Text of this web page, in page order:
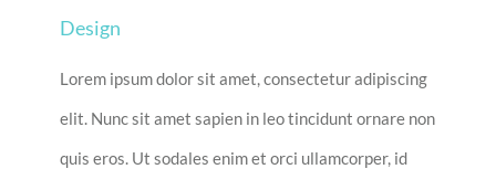
Design
Lorem ipsum dolor sit amet, consectetur adipiscing
elit. Nunc sit amet sapien in leo tincidunt ornare non
quis eros. Ut sodales enim et orci ullamcorper, id